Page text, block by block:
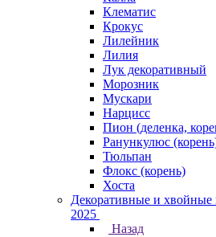
Клематис
Крокус
Лилейник
Лилия
Лук декоративный
Морозник
Мускари
Нарцисс
Пион (деленка,
Ранункулюс
Тюльпан
Флокс (корень)
Хоста
Декоративные и
2025
Назад